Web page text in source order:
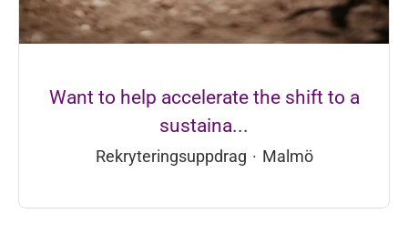
Want to help accelerate the shift to a
sustaina...
Rekryteringsuppdrag · Malmö